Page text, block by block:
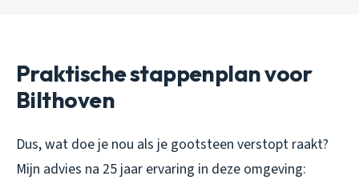
Praktische stappenplan voor
Bilthoven
Dus, wat doe je nou als je gootsteen verstopt raakt?
Mijn advies na 25 jaar ervaring in deze omgeving: